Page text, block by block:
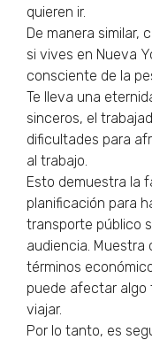
quieren ir.
De manera similar,
si vives en Nueva
consciente de la
Te lleva una
sinceros, el
dificultades para
al trabajo.
Esto demuestra la
planificación para
transporte público
audiencia. Muestra
términos
puede afectar algo
viajar.
Por lo tanto, es